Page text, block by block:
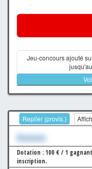
Jeu-concours ajouté
jusqu'au
Replier (provis.)
Xxxxxxx
Dotation : 100 € / 1
inscription.